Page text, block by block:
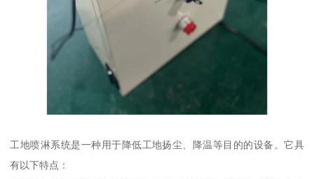
工地喷淋系统是一种用于降低工地扬尘、降温等目的的设备。它具
有以下特点：